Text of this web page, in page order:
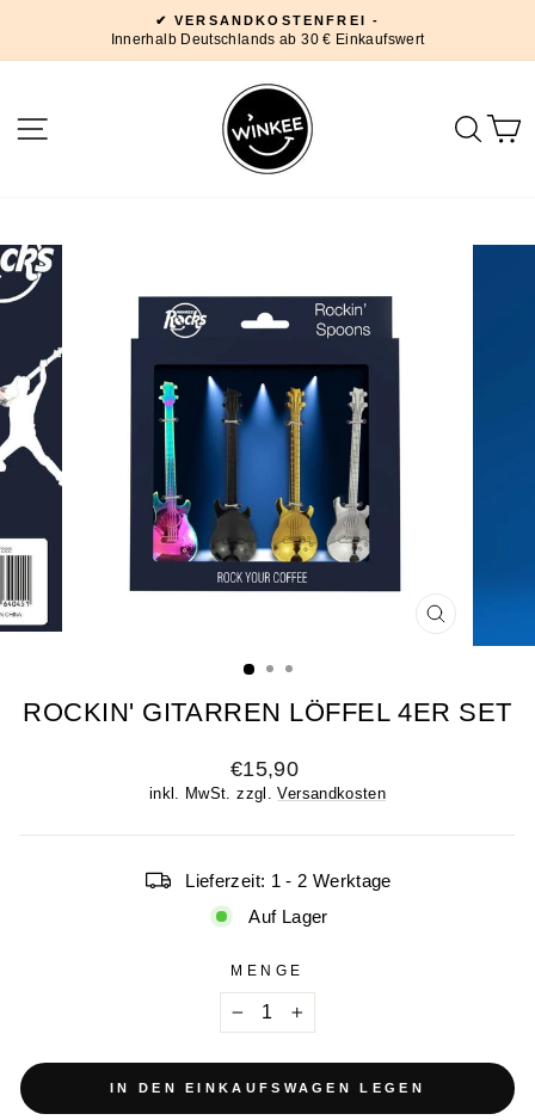
Inhalt
Pause
✔ VERSANDKOSTENFREI -
Innerhalb Deutschlands ab 30 € Einkaufswert
SEITENNAVIGATION
ESC)
ROCKIN' GITARREN LÖFFEL 4ER SET
Normaler
Preis
€15,90
inkl. MwSt. zzgl.Versandkosten
Lieferzeit: 1 - 2 Werktage
Auf Lager
MENGE
IN DEN EINKAUFSWAGEN LEGEN